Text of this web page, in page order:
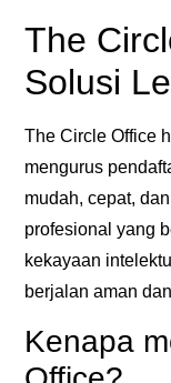
The
Solusi
The Circle Office
mengurus
mudah, cepat,
profesional yang
kekayaan
berjalan aman
Kenapa